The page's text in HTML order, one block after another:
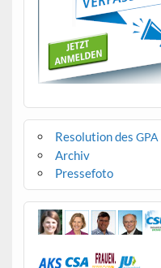
Resolution des GPA
Archiv
Pressefoto